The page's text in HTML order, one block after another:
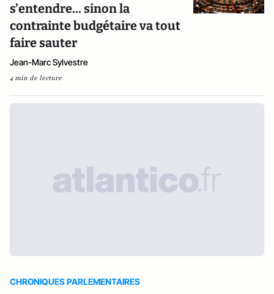
s’entendre… sinon la
contrainte budgétaire va tout
faire sauter
Jean-Marc Sylvestre
4 min de lecture
CHRONIQUES PARLEMENTAIRES